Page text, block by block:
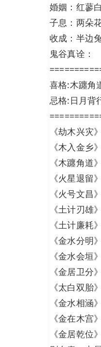
婚姻：红蓼
子息：两朵
收成：半边
鬼谷真诠：
喜格:木躔角
忌格:日月背
《劫木兴
《木入金乡
《木躔角道
《火星退留
《火号文昌
《土计刃雄
《土计廉耗
《金水分明
《金水会垣
《金居卫分
《太白双胎
《金水相涵
《金在木宫
《金居乾